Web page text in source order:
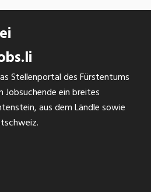
Stellenportal des Fürstentums
Jobsuchende ein breites
aus dem Ländle sowie